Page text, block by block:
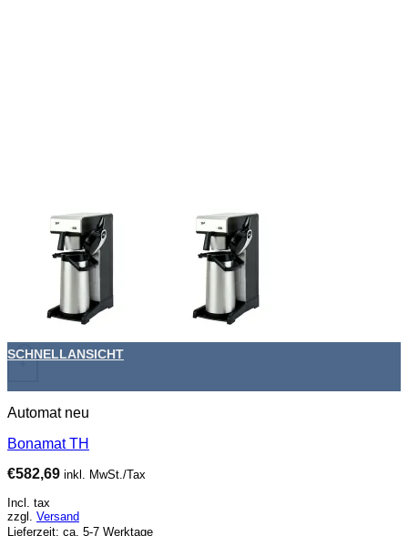
+
SCHNELLANSICHT
Automat neu
Bonamat TH
€582,69 inkl. MwSt./Tax
Incl. tax
zzgl. Versand
Lieferzeit: ca. 5-7 Werktage